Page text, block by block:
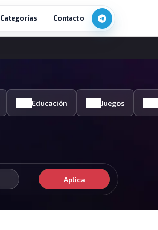
Categorías Contacto
Educación Juegos
Aplica